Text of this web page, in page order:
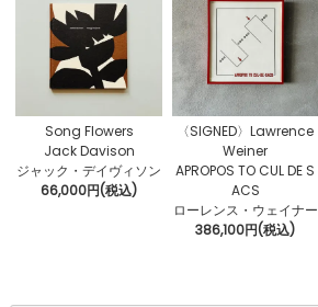
Song Flowers
Jack Davison
ジャック・デイヴィソン
66,000円(税込)
〈SIGNED〉Lawrence
Weiner
APROPOS TO CUL DE S
ACS
ローレンス・ウェイナー
386,100円(税込)